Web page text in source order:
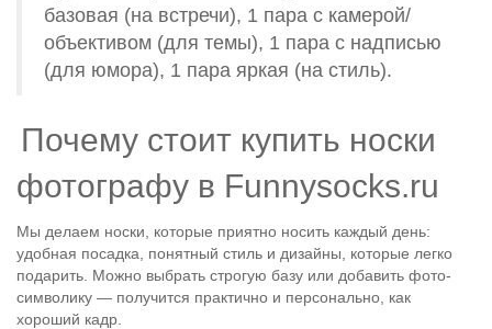
базовая (на встречи), 1 пара с камерой/
объективом (для темы), 1 пара с надписью
(для юмора), 1 пара яркая (на стиль).
Почему стоит купить носки
фотографу в Funnysocks.ru
Мы делаем носки, которые приятно носить каждый день:
удобная посадка, понятный стиль и дизайны, которые легко
подарить. Можно выбрать строгую базу или добавить фото-
символику — получится практично и персонально, как
хороший кадр.